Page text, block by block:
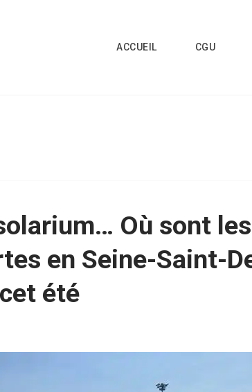
ACCUEIL CGU
Où sont les
en Seine-Saint-
été